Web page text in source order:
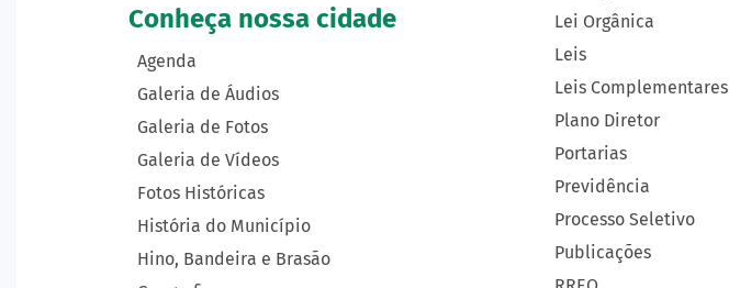
Conheça nossa cidade
Agenda
Galeria de Áudios
Galeria de Fotos
Galeria de Vídeos
Fotos Históricas
História do Município
Hino, Bandeira e Brasão
Lei Orgânica
Leis
Leis Complementares
Plano Diretor
Portarias
Previdência
Processo Seletivo
Publicações